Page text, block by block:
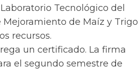
Tecnológico del
de Maíz y Trigo
recursos.
un certificado. La firma
el segundo semestre de